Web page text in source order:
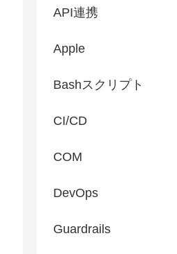
API連携
Apple
Bashスクリプト
CI/CD
COM
DevOps
Guardrails